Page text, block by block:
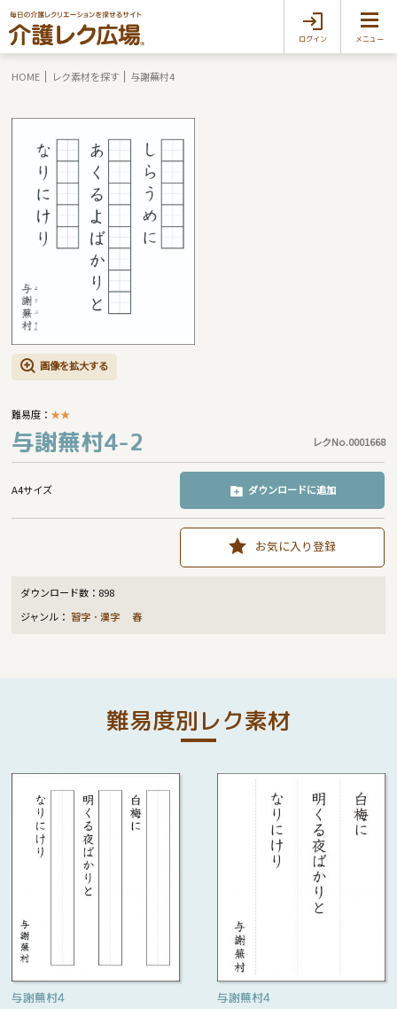
ログイン メニュー
HOME レク素材を探す 与謝蕪村4
画像を拡大する
難易度：★★
与謝蕪村4-2 レクNo.0001668
A4サイズ ダウンロードに追加
お気に入り登録
ダウンロード数： 898
ジャンル：習字・漢字 春
難易度別レク素材
与謝蕪村4 与謝蕪村4